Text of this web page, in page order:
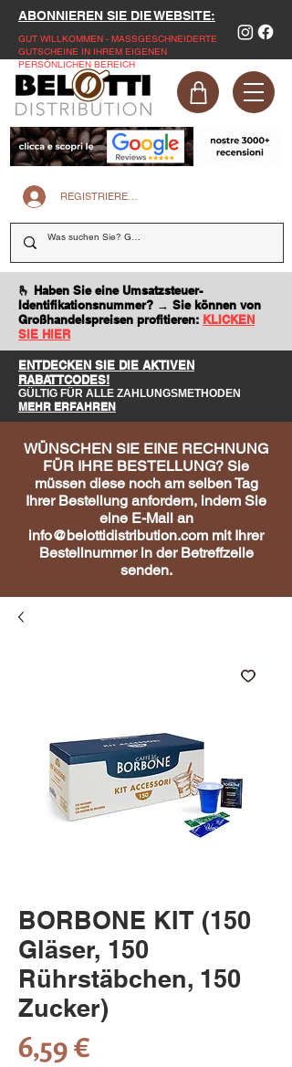
ABONNIEREN SIE DIE WEBSITE:
GUT WILLKOMMEN - MASSGESCHNEIDERTE
GUTSCHEINE IN IHREM EIGENEN
PERSÖNLICHEN BEREICH
REGISTRIEREN SIE SICH AUF DER WEBSITE
🫰 Haben Sie eine Umsatzsteuer-
Identifikationsnummer? → Sie können von
Großhandelspreisen profitieren: KLICKEN
SIE HIER
ENTDECKEN SIE DIE AKTIVEN
RABATTCODES!
GÜLTIG FÜR ALLE ZAHLUNGSMETHODEN
MEHR ERFAHREN
WÜNSCHEN SIE EINE RECHNUNG
FÜR IHRE BESTELLUNG? Sie
müssen diese noch am selben Tag
Ihrer Bestellung anfordern, indem Sie
eine E-Mail an
info@belottidistribution.com mit Ihrer
Bestellnummer in der Betreffzeile
senden.
BORBONE KIT (150
Gläser, 150
Rührstäbchen, 150
Zucker)
6,59 €